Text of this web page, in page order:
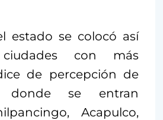
estado se colocó así
con más
de percepción de
donde se entran
Acapulco,